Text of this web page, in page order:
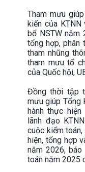
Tham mưu
kiến của
bổ NSTW năm
tổng hợp, phân
tham nhũng
tham mưu tổ
của Quốc hội,
Đồng thời tập
mưu giúp Tổng
hành thực
lãnh đạo
cuộc kiểm
hiện, tổng hợp
năm 2026,
toán năm 2025